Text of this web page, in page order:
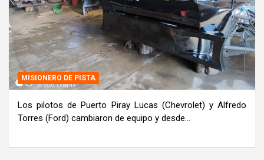
MISIONERO DE PISTA
Los pilotos de Puerto Piray Lucas (Chevrolet) y Alfredo
Torres (Ford) cambiaron de equipo y desde…